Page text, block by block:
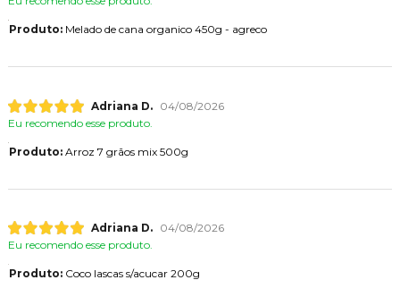
Produto:Melado de cana organico 450g - agreco
Adriana D.
04/08/2026
Eu recomendo esse produto.
Produto:Arroz 7 grãos mix 500g
Adriana D.
04/08/2026
Eu recomendo esse produto.
Produto:Coco lascas s/acucar 200g